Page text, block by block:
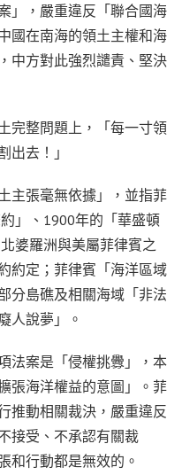
」，嚴重違反「聯合國海
國在南海的領土主權和海
中方對此強烈譴責、堅決
完整問題上，「每一寸領
出去！」
主張毫無依據」，並指菲
」、1900年的「華盛頓
婆羅洲與美屬菲律賓之
約定；菲律賓「海洋區域
分島礁及相關海域「非法
人說夢」。
法案是「侵權挑釁」，本
張海洋權益的意圖」。菲
推動相關裁決，嚴重違反
接受、不承認有關裁
和行動都是無效的。